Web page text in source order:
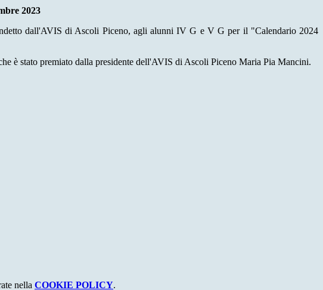
2023
dall'AVIS di Ascoli Piceno, agli alunni IV G e V G per il "Calendario 2024
è stato premiato dalla presidente dell'AVIS di Ascoli Piceno Maria Pia Mancini.
nella COOKIE POLICY.